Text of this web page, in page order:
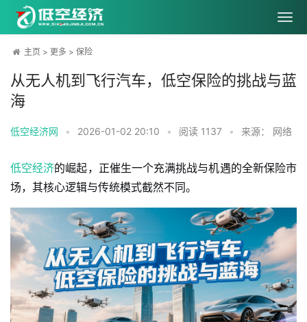
主页 > 更多 > 保险
从无人机到飞行汽车，低空保险的挑战与蓝
海
低空经济网 • 2026-01-02 20:10 • 阅读 1137 • 来源： 网络
低空经济的崛起，正催生一个充满挑战与机遇的全新保险市
场，其核心逻辑与传统模式截然不同。